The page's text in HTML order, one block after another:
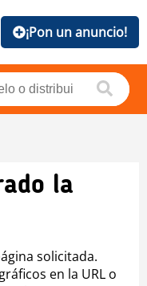
¡Pon un anuncio!
la
solicitada.
en la URL o